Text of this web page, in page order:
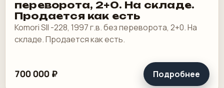
переворота, 2+0. На складе.
Продается как есть
Komori SII -228, 1997 г.в. без переворота, 2+0. На
складе. Продается как есть.
700 000 ₽ Подробнее